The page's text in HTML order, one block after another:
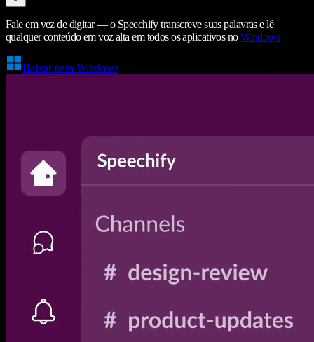
Fale em vez de digitar — o Speechify transcreve suas palavras e lê
qualquer conteúdo em voz alta em todos os aplicativos noWindows
Baixar para Windows